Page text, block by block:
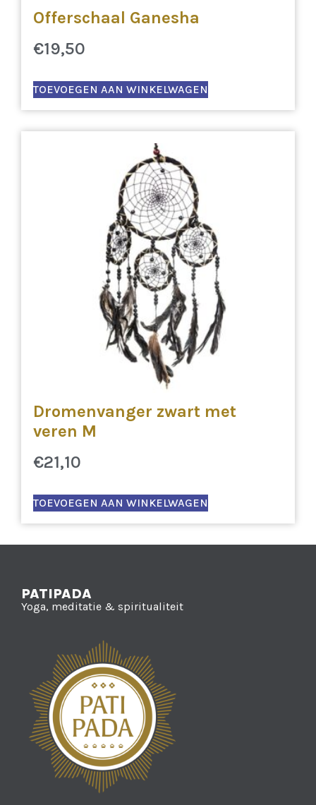
Offerschaal Ganesha
€19,50
TOEVOEGEN AAN WINKELWAGEN
Dromenvanger zwart met
veren M
€21,10
TOEVOEGEN AAN WINKELWAGEN
PATIPADA
Yoga, meditatie & spiritualiteit